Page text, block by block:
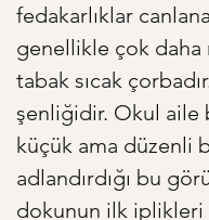
fedakarlıklar
genellikle çok daha
tabak sıcak
şenliğidir. Okul aile
küçük ama düzenli
adlandırdığı bu
dokunun ilk iplikleri